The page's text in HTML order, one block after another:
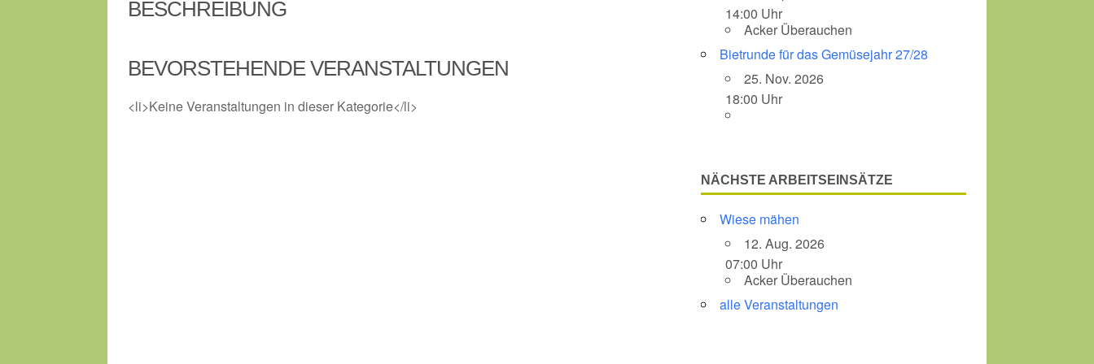
BESCHREIBUNG
BEVORSTEHENDE VERANSTALTUNGEN
<li>Keine Veranstaltungen in dieser Kategorie</li>
14:00 Uhr
Acker Überauchen
Bietrunde für das Gemüsejahr 27/28
25. Nov. 2026
18:00 Uhr
NÄCHSTE ARBEITSEINSÄTZE
Wiese mähen
12. Aug. 2026
07:00 Uhr
Acker Überauchen
alle Veranstaltungen